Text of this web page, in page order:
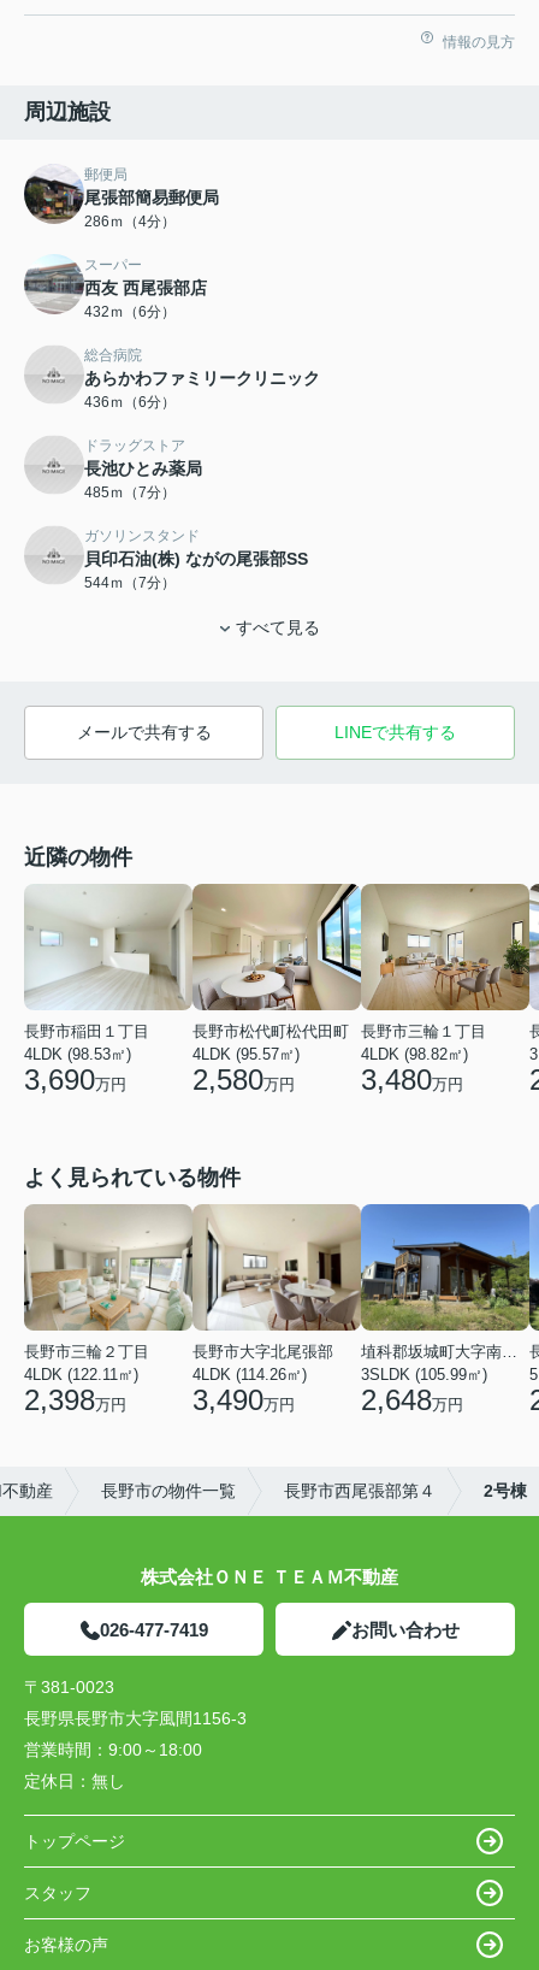
情報の見方
周辺施設
郵便局
尾張部簡易郵便局
286ｍ（4分）
スーパー
西友 西尾張部店
432ｍ（6分）
総合病院
あらかわファミリークリニック
436ｍ（6分）
ドラッグストア
長池ひとみ薬局
485ｍ（7分）
ガソリンスタンド
貝印石油(株) ながの尾張部SS
544ｍ（7分）
すべて見る
メールで共有する LINEで共有する
近隣の物件
長野市稲田１丁目
4LDK (98.53㎡)
3,690万円
長野市松代町松代田町
4LDK (95.57㎡)
2,580万円
長野市三輪１丁目
4LDK (98.82㎡)
3,480万円
よく見られている物件
長野市三輪２丁目
4LDK (122.11㎡)
2,398万円
長野市大字北尾張部
4LDK (114.26㎡)
3,490万円
埴科郡坂城町大字南条鼠団地
3SLDK (105.99㎡)
2,648万円
動産 長野市の物件一覧 長野市西尾張部第４ 2号棟
株式会社ＯＮＥ ＴＥＡＭ不動産
026-477-7419 お問い合わせ
〒381-0023
長野県長野市大字風間1156-3
営業時間： 9:00～18:00
定休日： 無し
トップページ
スタッフ
お客様の声